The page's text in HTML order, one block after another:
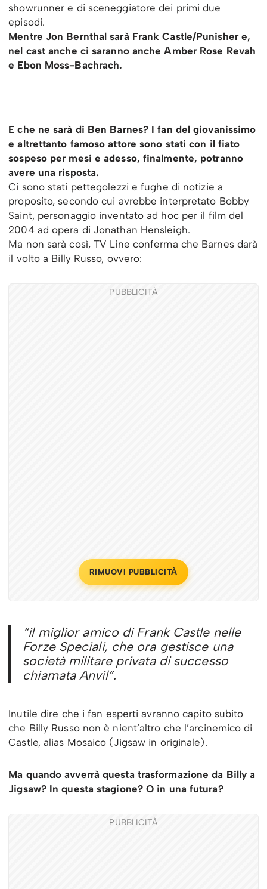
showrunner e di sceneggiatore dei primi due
episodi.
Mentre Jon Bernthal sarà Frank Castle/Punisher e,
nel cast anche ci saranno anche Amber Rose Revah
e Ebon Moss-Bachrach.
E che ne sarà di Ben Barnes? I fan del giovanissimo
e altrettanto famoso attore sono stati con il fiato
sospeso per mesi e adesso, finalmente, potranno
avere una risposta.
Ci sono stati pettegolezzi e fughe di notizie a
proposito, secondo cui avrebbe interpretato Bobby
Saint, personaggio inventato ad hoc per il film del
2004 ad opera di Jonathan Hensleigh.
Ma non sarà così, TV Line conferma che Barnes darà
il volto a Billy Russo, ovvero:
PUBBLICITÀ
RIMUOVI PUBBLICITÀ
“il miglior amico di Frank Castle nelle
Forze Speciali, che ora gestisce una
società militare privata di successo
chiamata Anvil”.
Inutile dire che i fan esperti avranno capito subito
che Billy Russo non è nient’altro che l’arcinemico di
Castle, alias Mosaico (Jigsaw in originale).
Ma quando avverrà questa trasformazione da Billy a
Jigsaw? In questa stagione? O in una futura?
PUBBLICITÀ